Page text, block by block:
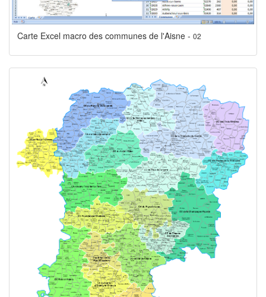
Carte Excel macro des communes de l'Aisne - 02